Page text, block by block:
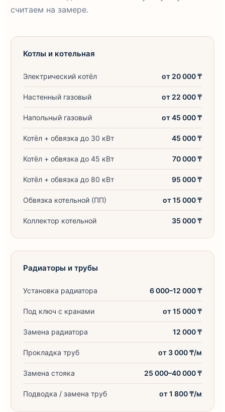
считаем на замере.
Котлы и котельная
Электрический котёл от 20 000 ₸
Настенный газовый от 22 000 ₸
Напольный газовый от 45 000 ₸
Котёл + обвязка до 30 кВт 45 000 ₸
Котёл + обвязка до 45 кВт 70 000 ₸
Котёл + обвязка до 80 кВт 95 000 ₸
Обвязка котельной (ПП) от 15 000 ₸
Коллектор котельной 35 000 ₸
Радиаторы и трубы
Установка радиатора 6 000–12 000 ₸
Под ключ с кранами от 15 000 ₸
Замена радиатора 12 000 ₸
Прокладка труб от 3 000 ₸/м
Замена стояка 25 000–40 000 ₸
Подводка / замена труб от 1 800 ₸/м